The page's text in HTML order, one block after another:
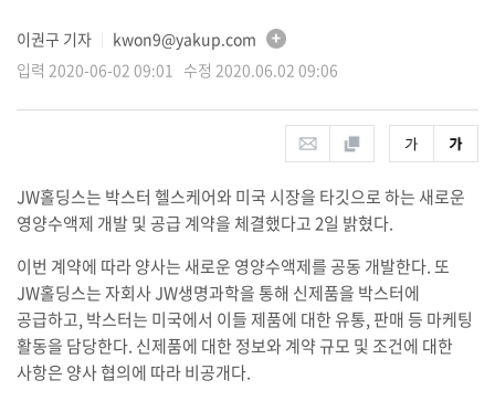
이권구 기자
kwon9@yakup.com
입력 2020-06-02 09:01 수정 2020.06.02 09:06
JW홀딩스는 박스터 헬스케어와 미국 시장을 타깃으로 하는 새로운
영양수액제 개발 및 공급 계약을 체결했다고 2일 밝혔다.
이번 계약에 따라 양사는 새로운 영양수액제를 공동 개발한다. 또
JW홀딩스는 자회사 JW생명과학을 통해 신제품을 박스터에
공급하고, 박스터는 미국에서 이들 제품에 대한 유통, 판매 등 마케팅
활동을 담당한다. 신제품에 대한 정보와 계약 규모 및 조건에 대한
사항은 양사 협의에 따라 비공개다.